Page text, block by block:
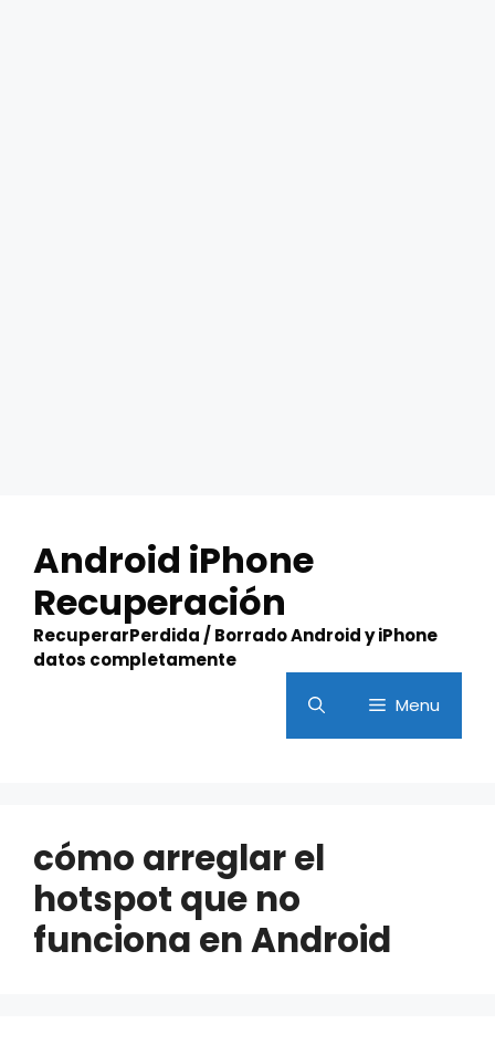
content
Android iPhone
Recuperación
RecuperarPerdida / Borrado Android y iPhone
datos completamente
Menu
cómo arreglar el
hotspot que no
funciona en Android